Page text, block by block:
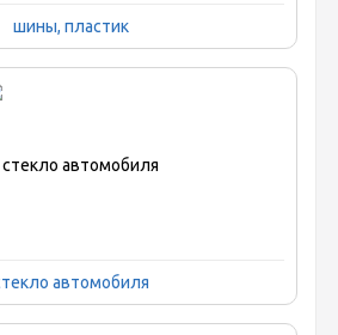
шины, пластик
автомобиля